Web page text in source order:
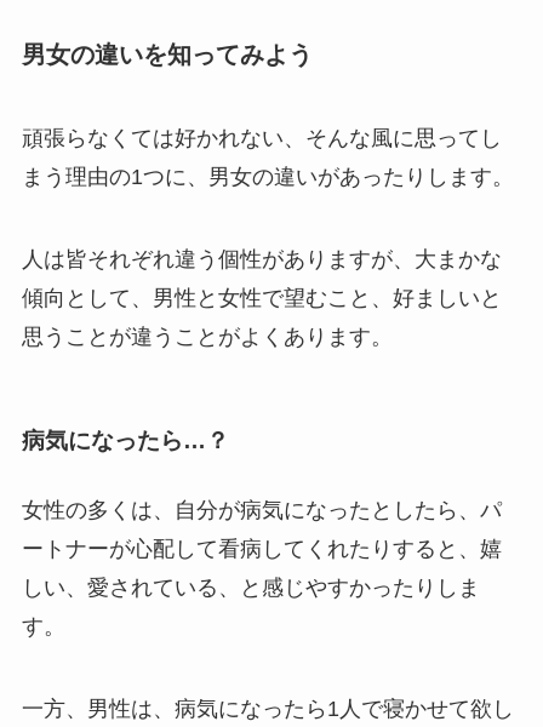
男女の違いを知ってみよう
頑張らなくては好かれない、そんな風に思ってし
まう理由の1つに、男女の違いがあったりします。
人は皆それぞれ違う個性がありますが、大まかな
傾向として、男性と女性で望むこと、好ましいと
思うことが違うことがよくあります。
病気になったら…？
女性の多くは、自分が病気になったとしたら、パ
ートナーが心配して看病してくれたりすると、嬉
しい、愛されている、と感じやすかったりしま
す。
一方、男性は、病気になったら1人で寝かせて欲し